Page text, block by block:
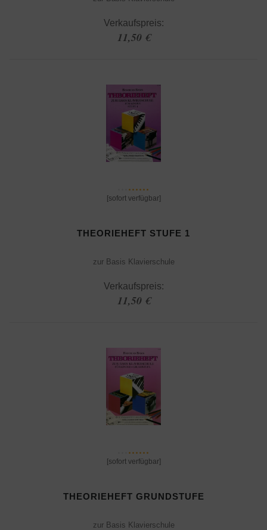
Verkaufspreis:
11,50 €
[sofort verfügbar]
THEORIEHEFT STUFE 1
zur Basis Klavierschule
Verkaufspreis:
11,50 €
[sofort verfügbar]
THEORIEHEFT GRUNDSTUFE
zur Basis Klavierschule